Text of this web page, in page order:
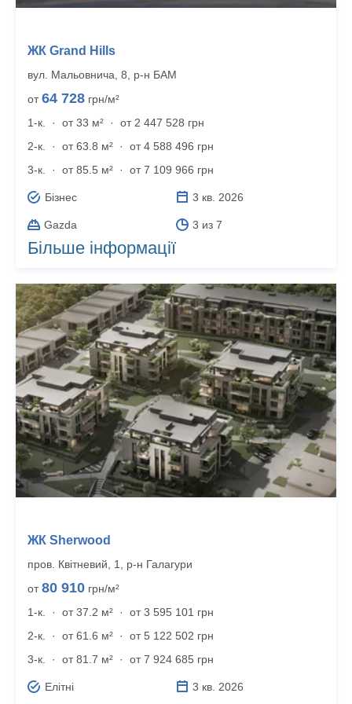
ЖК Grand Hills
вул. Мальовнича, 8, р‑н БАМ
от64 728 грн/м²
1-к.
· от 33 м² ·
от 2 447 528 грн
2-к.
· от 63.8 м² ·
от 4 588 496 грн
3-к.
· от 85.5 м² · от 7 109 966 грн
Бізнес 3 кв. 2026
Gazda 3 из 7
Більше інформації
ЖК Sherwood
пров. Квітневий, 1, р‑н Галагури
от80 910 грн/м²
1-к.
· от 37.2 м² ·
от 3 595 101 грн
2-к.
· от 61.6 м² ·
от 5 122 502 грн
3-к.
· от 81.7 м² · от 7 924 685 грн
Елітні 3 кв. 2026